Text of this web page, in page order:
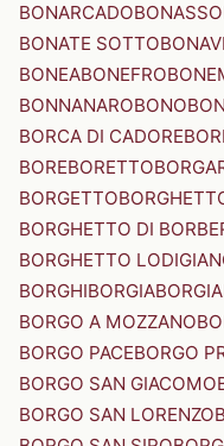
BONARCADO
BONATE SOTTO
BONEABONEFRO
BONNANAROBONO
BORCA DI CADORE
BOREBORETTO
BORGETTO
BORGHETTO DI
BORGHETTO
BORGHIBORGIA
BORGO A MOZZANO
BORGO PACEBORGO
BORGO SAN GIACOMO
BORGO SAN LORENZO